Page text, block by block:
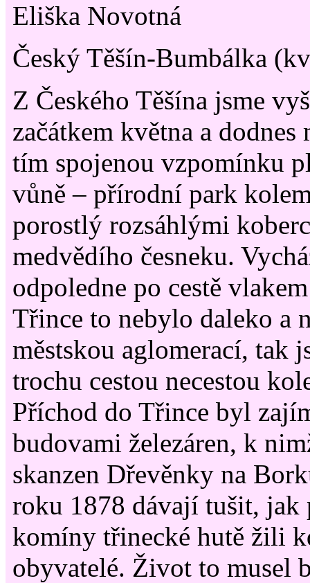
Eliška Novotná
Český Těšín-Bumbálka
Z Českého Těšína jsme
začátkem května a dodnes
tím spojenou vzpomínku
vůně – přírodní park
porostlý rozsáhlými
medvědího česneku.
odpoledne po cestě
Třince to nebylo daleko a
městskou aglomerací, tak
trochu cestou necestou
Příchod do Třince byl
budovami železáren, k
skanzen Dřevěnky na
roku 1878 dávají tušit, jak
komíny třinecké hutě žili
obyvatelé. Život to musel